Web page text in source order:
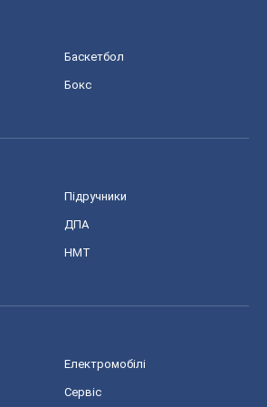
Баскетбол
Бокс
Підручники
ДПА
НМТ
Електромобілі
Сервіс